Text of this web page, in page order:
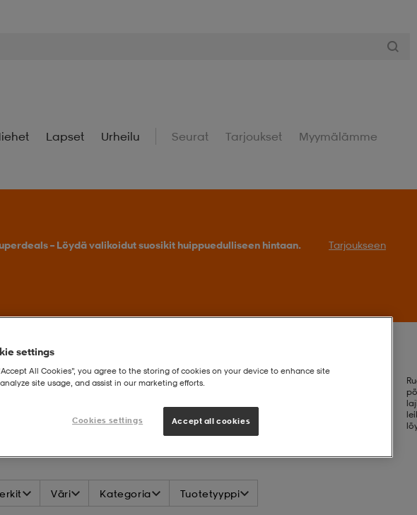
Lapset Urheilu Seurat Tarjoukset Myymälämme
– Löydä valikoidut suosikit huippuedulliseen hintaan. Tarjoukseen
Väri Kategoria Tuotetyyppi
settings
All Cookies”, you agree to the storing of cookies on your device to enhance site
site usage, and assist in our marketing efforts.
Cookies settings Accept all cookies